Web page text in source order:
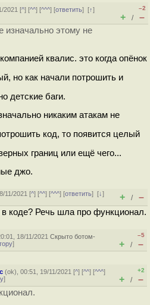
2021 [^] [^^] [^^^] [ответить][↑]
–2
+ / –
изначально этому не
квалис. это когда опёнок
но как начали потрошить и
детские баги.
никаким атакам не
код, то появится целый
границ или ещё чего...
джо.
11/2021 [^] [^^] [^^^] [ответить][↓]
+ / –
коде? Речь шла про функционал.
18/11/2021Скрыто ботом-
]
–5
+ / –
(ok), 00:51, 19/11/2021 [^] [^^] [^^^]
]
+2
+ / –